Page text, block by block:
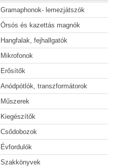
Gramaphonok- lemezjátszók
Órsós és kazettás magnók
Hangfalak, fejhallgatók
Mikrofonok
Erősítők
Anódpótlók, transzformátorok
Műszerek
Kiegészítők
Csődobozok
Évfordulók
Szakkönyvek